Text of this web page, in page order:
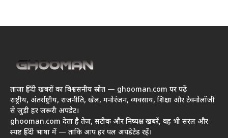
ताज़ा हिंदी खबरों का विश्वसनीय स्रोत — ghooman.com पर पढ़ें
राष्ट्रीय, अंतर्राष्ट्रीय, राजनीति, खेल, मनोरंजन, व्यवसाय, शिक्षा और टेक्नोलॉजी
से जुड़ी हर जरूरी अपडेट।
ghooman.com देता है तेज़, सटीक और निष्पक्ष खबरें, वह भी सरल और
स्पष्ट हिंदी भाषा में — ताकि आप हर पल अपडेटेड रहें।